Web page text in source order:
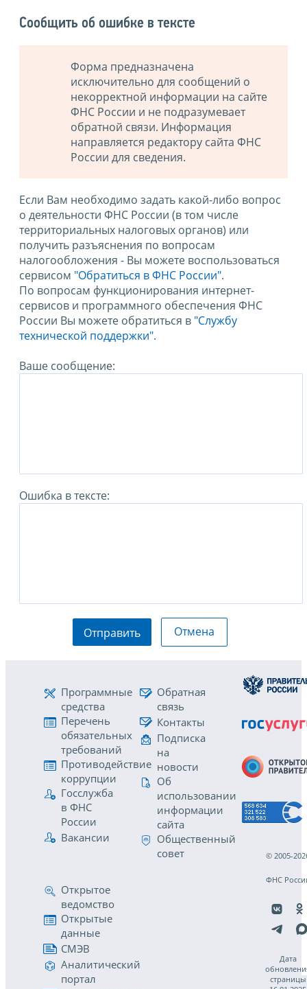
Сообщить об ошибке в тексте
Форма предназначена
исключительно для сообщений о
некорректной информации на сайте
ФНС России и не подразумевает
обратной связи. Информация
направляется редактору сайта ФНС
России для сведения.
Если Вам необходимо задать какой-либо вопрос
о деятельности ФНС России (в том числе
территориальных налоговых органов) или
получить разъяснения по вопросам
налогообложения - Вы можете воспользоваться
сервисом "Обратиться в ФНС России".
По вопросам функционирования интернет-
сервисов и программного обеспечения ФНС
России Вы можете обратиться в "Службу
технической поддержки".
Ваше сообщение:
Ошибка в тексте:
Отправить Отмена
Программные
средства
Перечень
обязательных
требований
Противодействие
коррупции
Госслужба
в ФНС
России
Вакансии
Обратная
связь
Контакты
Подписка
на
новости
Об
использовании
информации
сайта
Общественный
совет
Открытое
ведомство
Открытые
данные
СМЭВ
Аналитический
портал
© 2005-
ФНС
Дата
страницы